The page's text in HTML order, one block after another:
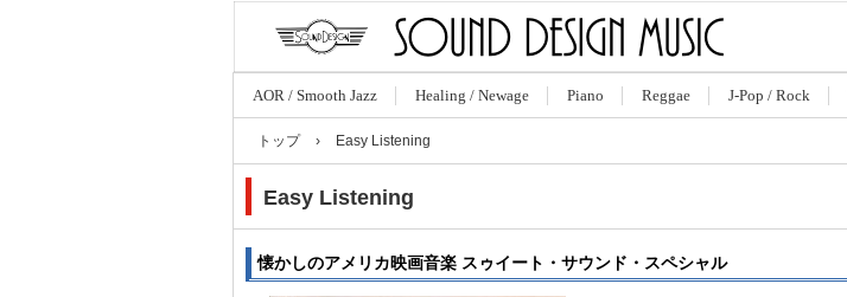
AOR / Smooth Jazz Healing / Newage Piano Reggae J-Pop / Rock
トップ › Easy Listening
Easy Listening
懐かしのアメリカ映画音楽 スゥイート・サウンド・スペシャル